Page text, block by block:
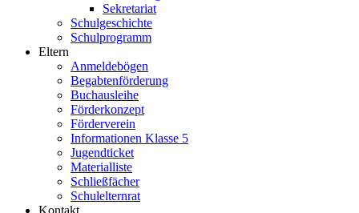
Sekretariat
Schulgeschichte
Schulprogramm
Eltern
Anmeldebögen
Begabtenförderung
Buchausleihe
Förderkonzept
Förderverein
Informationen Klasse 5
Jugendticket
Materialliste
Schließfächer
Schulelternrat
Kontakt